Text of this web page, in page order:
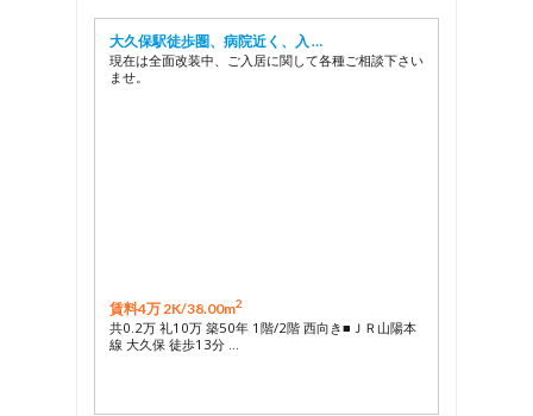
大久保駅徒歩圏、病院近く、入 …
現在は全面改装中、ご入居に関して各種ご相談下さい
ませ。
賃料4万 2K/38.00m2
共0.2万 礼10万 築50年 1階/2階 西向き■ＪＲ山陽本
線 大久保 徒歩13分 …